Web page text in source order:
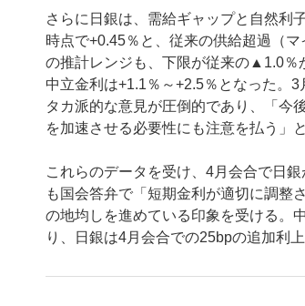
さらに日銀は、需給ギャップと自然利
時点で+0.45％と、従来の供給超過（
の推計レンジも、下限が従来の▲1.0
中立金利は+1.1％～+2.5％となった。
タカ派的な意見が圧倒的であり、「今
を加速させる必要性にも注意を払う」
これらのデータを受け、4月会合で日
も国会答弁で「短期金利が適切に調整
の地均しを進めている印象を受ける。
り、日銀は4月会合での25bpの追加利